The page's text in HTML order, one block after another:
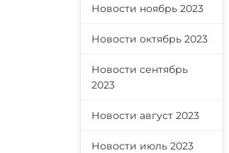
Новости ноябрь 2023
Новости октябрь 2023
Новости сентябрь
2023
Новости август 2023
Новости июль 2023